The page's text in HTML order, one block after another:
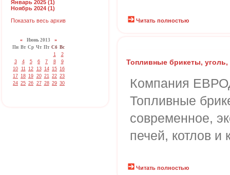
Январь 2025 (1)
Ноябрь 2024 (1)
Показать весь архив
« Июнь 2013 »
Пн Вт Ср Чт Пт Сб Вс
1
2
3
4 5 6 7 8
9
10 11 12 13 14 15 16
17 18 19 20 21 22 23
24 25 26 27 28 29 30
Читать полностью
Топливные брикеты,
Компания
Топливные
современное,
печей, котлов и
Читать полностью